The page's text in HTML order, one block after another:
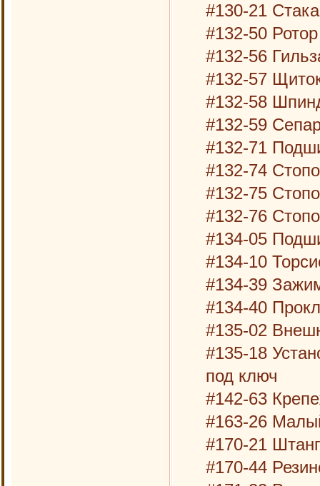
#130-21
#132-50 Ротор
#132-56
#132-57
#132-58
#132-59
#132-71
#132-74
#132-75
#132-76
#134-05
#134-10
#134-39
#134-40
#135-02
#135-18
под ключ
#142-63
#163-26
#170-21
#170-44